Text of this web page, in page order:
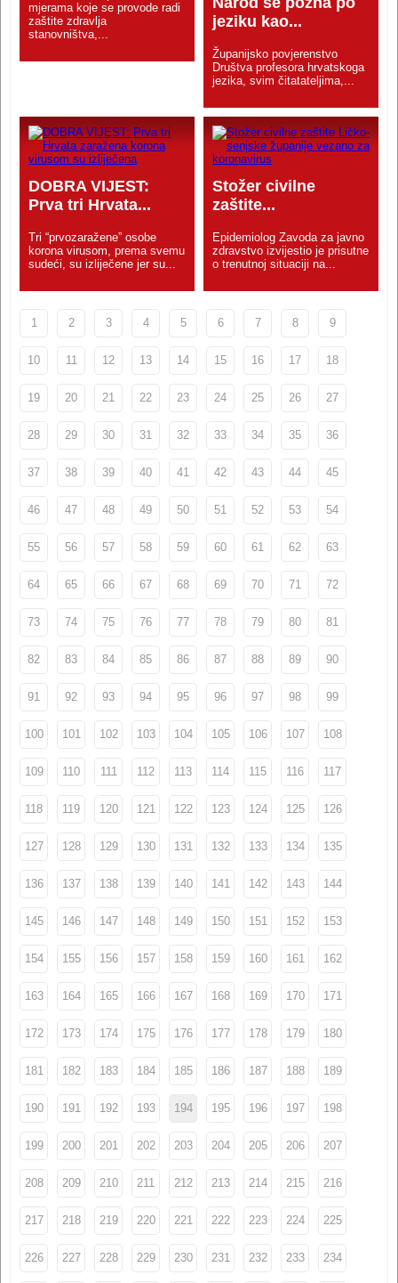
mjerama koje se provode radi
zaštite zdravlja
stanovništva,...
jeziku kao...
Županijsko povjerenstvo
Društva profesora hrvatskoga
jezika, svim čitatateljima,...
DOBRA VIJEST:
Prva tri Hrvata...
Tri “prvozaražene” osobe
korona virusom, prema svemu
sudeći, su izliječene jer su...
Stožer civilne
zaštite...
Epidemiolog Zavoda za javno
zdravstvo izvijestio je prisutne
o trenutnoj situaciji na...
1 2 3 4 5 6 7 8 9
10 11 12 13 14 15 16 17 18
19 20 21 22 23 24 25 26 27
28 29 30 31 32 33 34 35 36
37 38 39 40 41 42 43 44 45
46 47 48 49 50 51 52 53 54
55 56 57 58 59 60 61 62 63
64 65 66 67 68 69 70 71 72
73 74 75 76 77 78 79 80 81
82 83 84 85 86 87 88 89 90
91 92 93 94 95 96 97 98 99
100 101 102 103 104 105 106 107 108
109 110 111 112 113 114 115 116 117
118 119 120 121 122 123 124 125 126
127 128 129 130 131 132 133 134 135
136 137 138 139 140 141 142 143 144
145 146 147 148 149 150 151 152 153
154 155 156 157 158 159 160 161 162
163 164 165 166 167 168 169 170 171
172 173 174 175 176 177 178 179 180
181 182 183 184 185 186 187 188 189
190 191 192 193 194 195 196 197 198
199 200 201 202 203 204 205 206 207
208 209 210 211 212 213 214 215 216
217 218 219 220 221 222 223 224 225
226 227 228 229 230 231 232 233 234